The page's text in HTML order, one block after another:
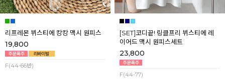
리프레몬 뷔스티에 캉캉 맥시 원피스
19,800
F(44-66반)
[SET]코디끝! 링클프리 뷔스티에 레
이어드 맥시 원피스세트
23,800
F(44-77)